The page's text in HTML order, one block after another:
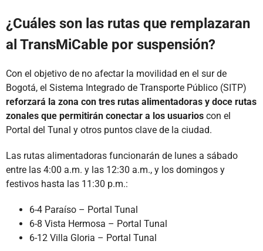
¿Cuáles son las rutas que remplazaran
al TransMiCable por suspensión?
Con el objetivo de no afectar la movilidad en el sur de
Bogotá, el Sistema Integrado de Transporte Público (SITP)
reforzará la zona con tres rutas alimentadoras y doce rutas
zonales que permitirán conectar a los usuarios con el
Portal del Tunal y otros puntos clave de la ciudad.
Las rutas alimentadoras funcionarán de lunes a sábado
entre las 4:00 a.m. y las 12:30 a.m., y los domingos y
festivos hasta las 11:30 p.m.:
6-4 Paraíso – Portal Tunal
6-8 Vista Hermosa – Portal Tunal
6-12 Villa Gloria – Portal Tunal